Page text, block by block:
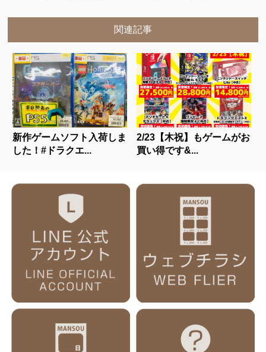
関連記事
新作ゲームソフト入荷しま
した！#ドラクエ...
2/23【木祝】もゲームがお
買い得です&...